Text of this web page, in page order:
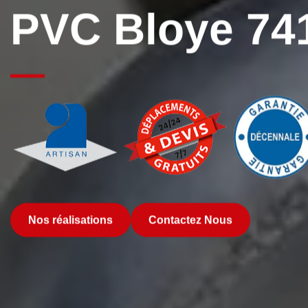
PVC Bloye
Nos réalisations Contactez Nous